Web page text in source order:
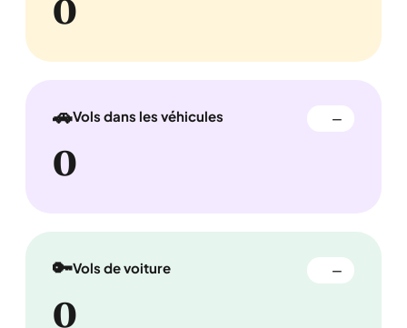
0
🚗Vols dans les véhicules —
0
🔑Vols de voiture —
0